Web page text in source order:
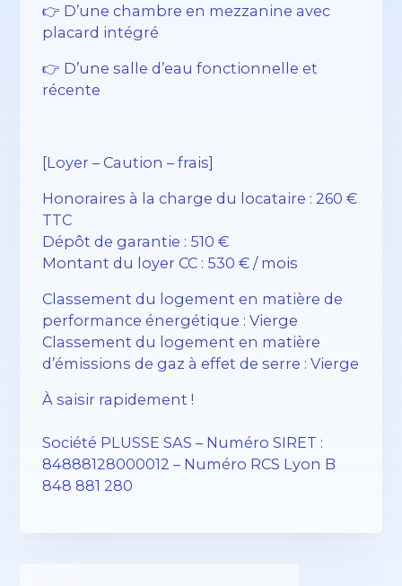
👉 D’une chambre en mezzanine avec
placard intégré
👉 D’une salle d’eau fonctionnelle et
récente
[Loyer – Caution – frais]
Honoraires à la charge du locataire : 260 €
TTC
Dépôt de garantie : 510 €
Montant du loyer CC : 530 € / mois
Classement du logement en matière de
performance énergétique : Vierge
Classement du logement en matière
d’émissions de gaz à effet de serre : Vierge
À saisir rapidement !
Société PLUSSE SAS – ​​Numéro SIRET :
84888128000012 – Numéro RCS Lyon B
848 881 280